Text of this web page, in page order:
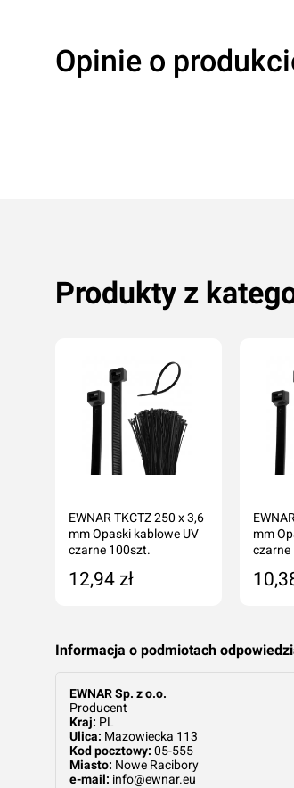
Opinie o
Produkty z
EWNAR TKCTZ 250 x 3,6
mm Opaski kablowe UV
czarne 100szt.
12,94 zł
mm
czarne
Informacja o podmiotach
EWNAR Sp. z o.o.
Producent
Kraj: PL
Ulica: Mazowiecka 113
Kod pocztowy: 05-555
Miasto: Nowe Racibory
e-mail: info@ewnar.eu